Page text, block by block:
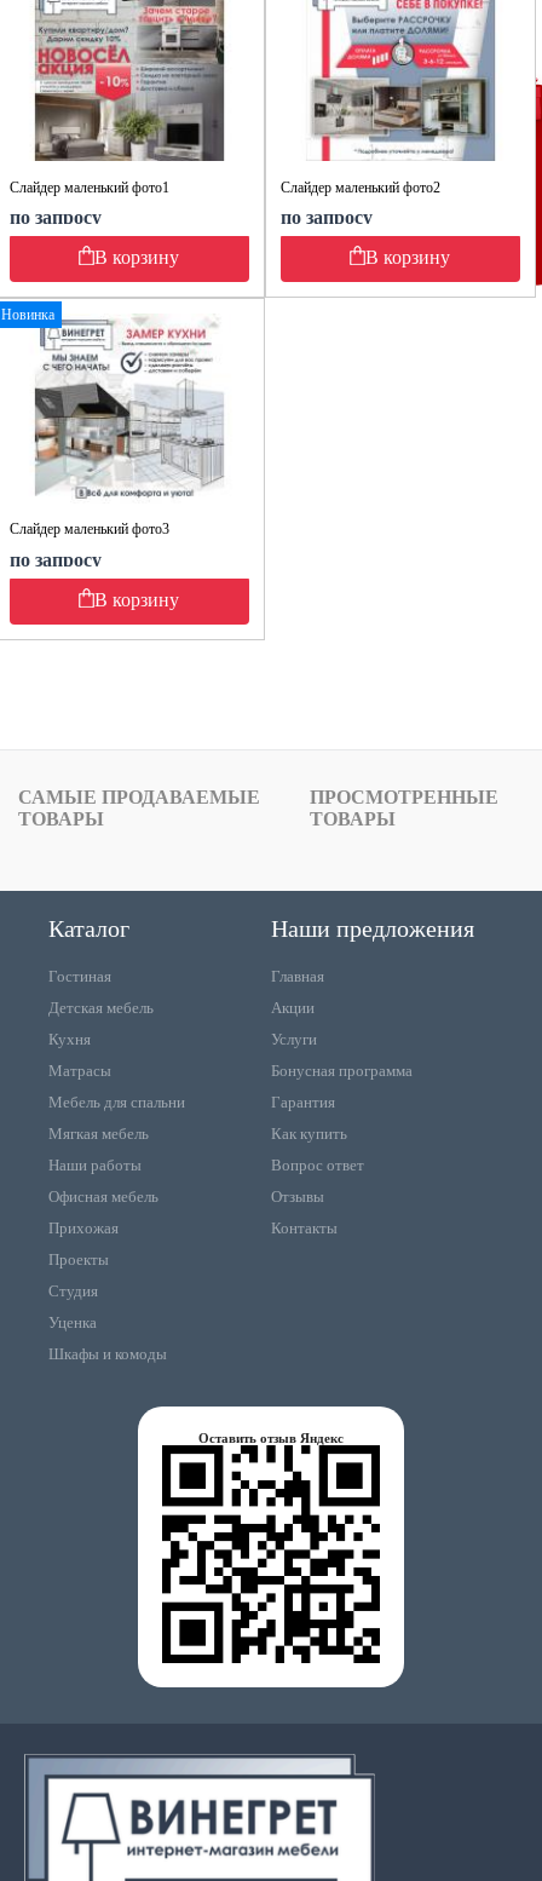
Слайдер маленький фото1
по запросу
В корзину
Слайдер маленький фото2
по запросу
В корзину
Новинка
Слайдер маленький фото3
по запросу
В корзину
САМЫЕ ПРОДАВАЕМЫЕ
ТОВАРЫ
ПРОСМОТРЕННЫЕ
ТОВАРЫ
Каталог
Гостиная
Детская мебель
Кухня
Матрасы
Мебель для спальни
Мягкая мебель
Наши работы
Офисная мебель
Прихожая
Проекты
Студия
Уценка
Шкафы и комоды
Наши предложения
Главная
Акции
Услуги
Бонусная программа
Гарантия
Как купить
Вопрос ответ
Отзывы
Контакты
Оставить отзыв Яндекс